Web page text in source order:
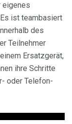
eigenes
ist teambasiert
des
Teilnehmer
Ersatzgerät,
ihre Schritte
oder Telefon-